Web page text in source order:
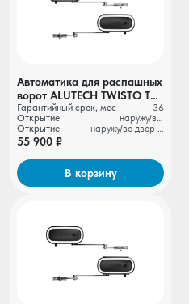
Автоматика для распашных
ворот ALUTECH TWISTO TW-
4000SKIT-N
Гарантийный срок, мес
36
Открытие
наружу/во двор
Открытие
наружу/во двор Диапазон рабочих температур, °С
55 900 ₽
В корзину